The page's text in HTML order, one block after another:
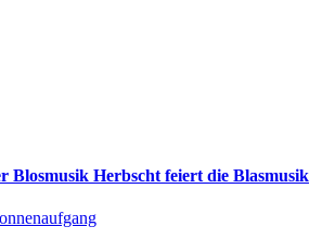
Blosmusik Herbscht feiert die Blasmusik